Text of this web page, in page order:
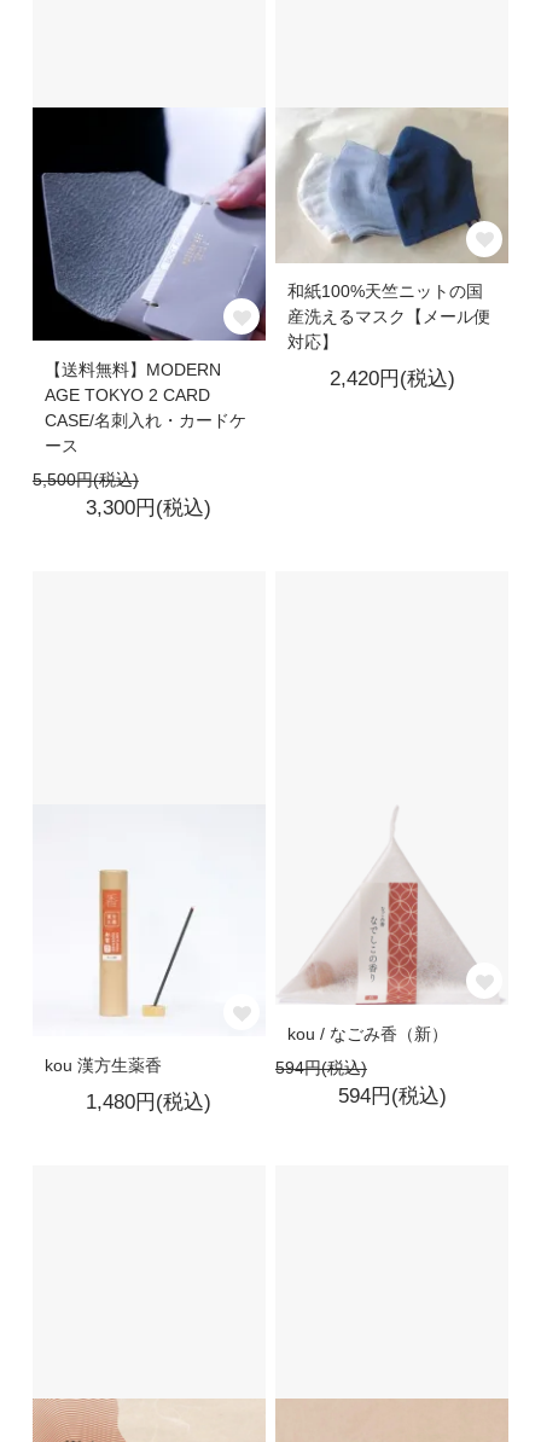
【送料無料】MODERN
AGE TOKYO 2 CARD
CASE/名刺入れ・カードケ
ース
5,500円(税込)
3,300円(税込)
和紙100%天竺ニットの国
産洗えるマスク【メール便
対応】
2,420円(税込)
kou 漢方生薬香
1,480円(税込)
kou / なごみ香（新）
594円(税込)
594円(税込)